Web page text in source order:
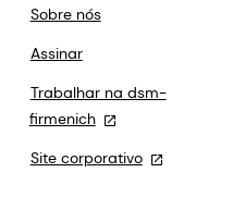
Sobre nós
Assinar
Trabalhar na dsm-
firmenich
Site corporativo